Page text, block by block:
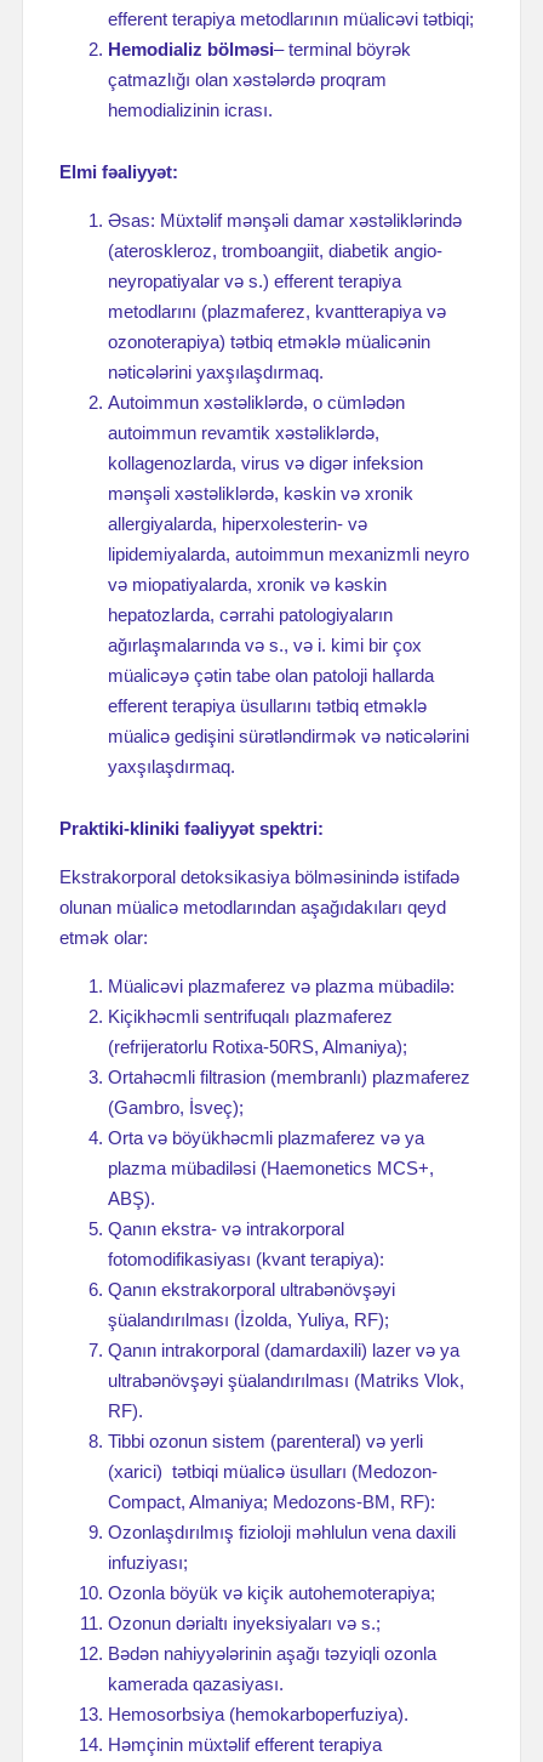
efferent terapiya metodlarının müalicəvi tətbiqi;
Hemodializ bölməsi– terminal böyrək
çatmazlığı olan xəstələrdə proqram
hemodializinin icrası.
Elmi fəaliyyət:
Əsas: Müxtəlif mənşəli damar xəstəliklərində
(ateroskleroz, tromboangiit, diabetik angio-
neyropatiyalar və s.) efferent terapiya
metodlarını (plazmaferez, kvantterapiya və
ozonoterapiya) tətbiq etməklə müalicənin
nəticələrini yaxşılaşdırmaq.
Autoimmun xəstəliklərdə, o cümlədən
autoimmun revamtik xəstəliklərdə,
kollagenozlarda, virus və digər infeksion
mənşəli xəstəliklərdə, kəskin və xronik
allergiyalarda, hiperxolesterin- və
lipidemiyalarda, autoimmun mexanizmli neyro
və miopatiyalarda, xronik və kəskin
hepatozlarda, cərrahi patologiyaların
ağırlaşmalarında və s., və i. kimi bir çox
müalicəyə çətin tabe olan patoloji hallarda
efferent terapiya üsullarını tətbiq etməklə
müalicə gedişini sürətləndirmək və nəticələrini
yaxşılaşdırmaq.
Praktiki-kliniki fəaliyyət spektri:
Ekstrakorporal detoksikasiya bölməsinində istifadə
olunan müalicə metodlarından aşağıdakıları qeyd
etmək olar:
Müalicəvi plazmaferez və plazma mübadilə:
Kiçikhəcmli sentrifuqalı plazmaferez
(refrijeratorlu Rotixa-50RS, Almaniya);
Ortahəcmli filtrasion (membranlı) plazmaferez
(Gambro, İsveç);
Orta və böyükhəcmli plazmaferez və ya
plazma mübadiləsi (Haemonetics MCS+,
ABŞ).
Qanın ekstra- və intrakorporal
fotomodifikasiyası (kvant terapiya):
Qanın ekstrakorporal ultrabənövşəyi
şüalandırılması (İzolda, Yuliya, RF);
Qanın intrakorporal (damardaxili) lazer və ya
ultrabənövşəyi şüalandırılması (Matriks Vlok,
RF).
Tibbi ozonun sistem (parenteral) və yerli
(xarici) tətbiqi müalicə üsulları (Medozon-
Compact, Almaniya; Medozons-BM, RF):
Ozonlaşdırılmış fizioloji məhlulun vena daxili
infuziyası;
Ozonla böyük və kiçik autohemoterapiya;
Ozonun dərialtı inyeksiyaları və s.;
Bədən nahiyyələrinin aşağı təzyiqli ozonla
kamerada qazasiyası.
Hemosorbsiya (hemokarboperfuziya).
Həmçinin müxtəlif efferent terapiya